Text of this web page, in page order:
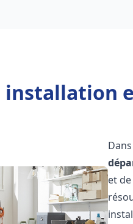
installation
et